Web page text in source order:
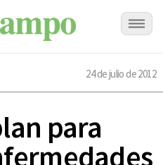
24 de julio de 2012
para